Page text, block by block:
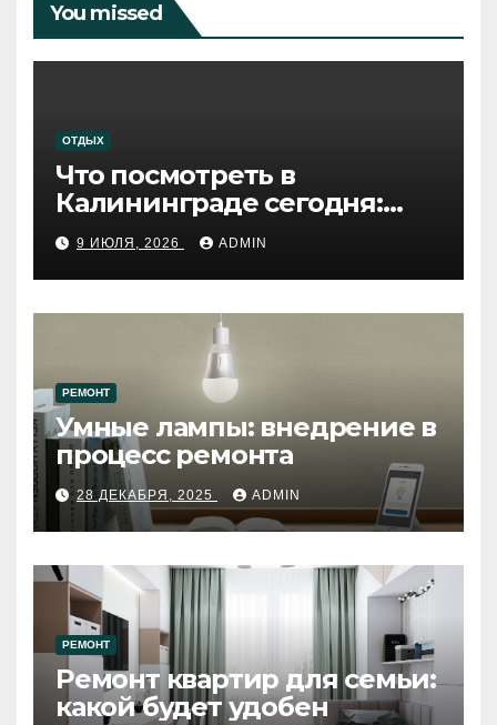
You missed
ОТДЫХ
Что посмотреть в
Калининграде сегодня:
путеводитель по самому
западному городу России
9 ИЮЛЯ, 2026 ADMIN
РЕМОНТ
Умные лампы: внедрение в
процесс ремонта
28 ДЕКАБРЯ, 2025 ADMIN
РЕМОНТ
Ремонт квартир для семьи:
какой будет удобен